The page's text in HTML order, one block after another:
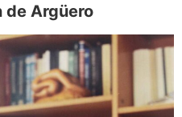
de Argüero